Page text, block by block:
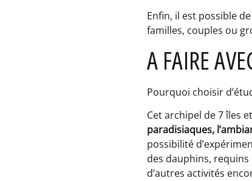
Enfin, il est possible
familles, couples ou
A FAIRE
Pourquoi choisir
Cet archipel de 7 îles
paradisiaques,
possibilité
des dauphins,
d’autres activités